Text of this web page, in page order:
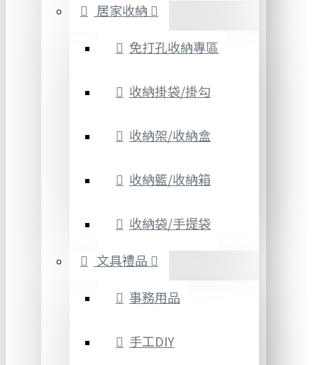
居家收納
免打孔收納專區
收納掛袋/掛勾
收納架/收納盒
收納籃/收納箱
收納袋/手提袋
文具禮品
事務用品
手工DIY